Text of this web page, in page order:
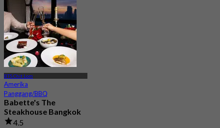
BTS Chit Lom
Amerika
Panggang/BBQ
Babette's The
Steakhouse Bangkok
4.5